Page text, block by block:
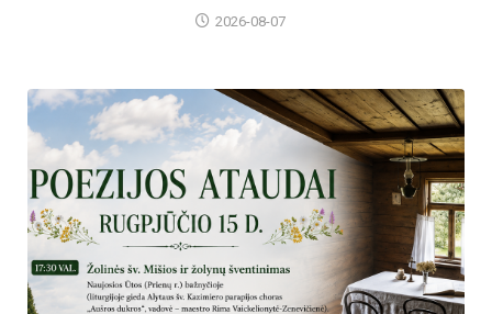
2026-08-07